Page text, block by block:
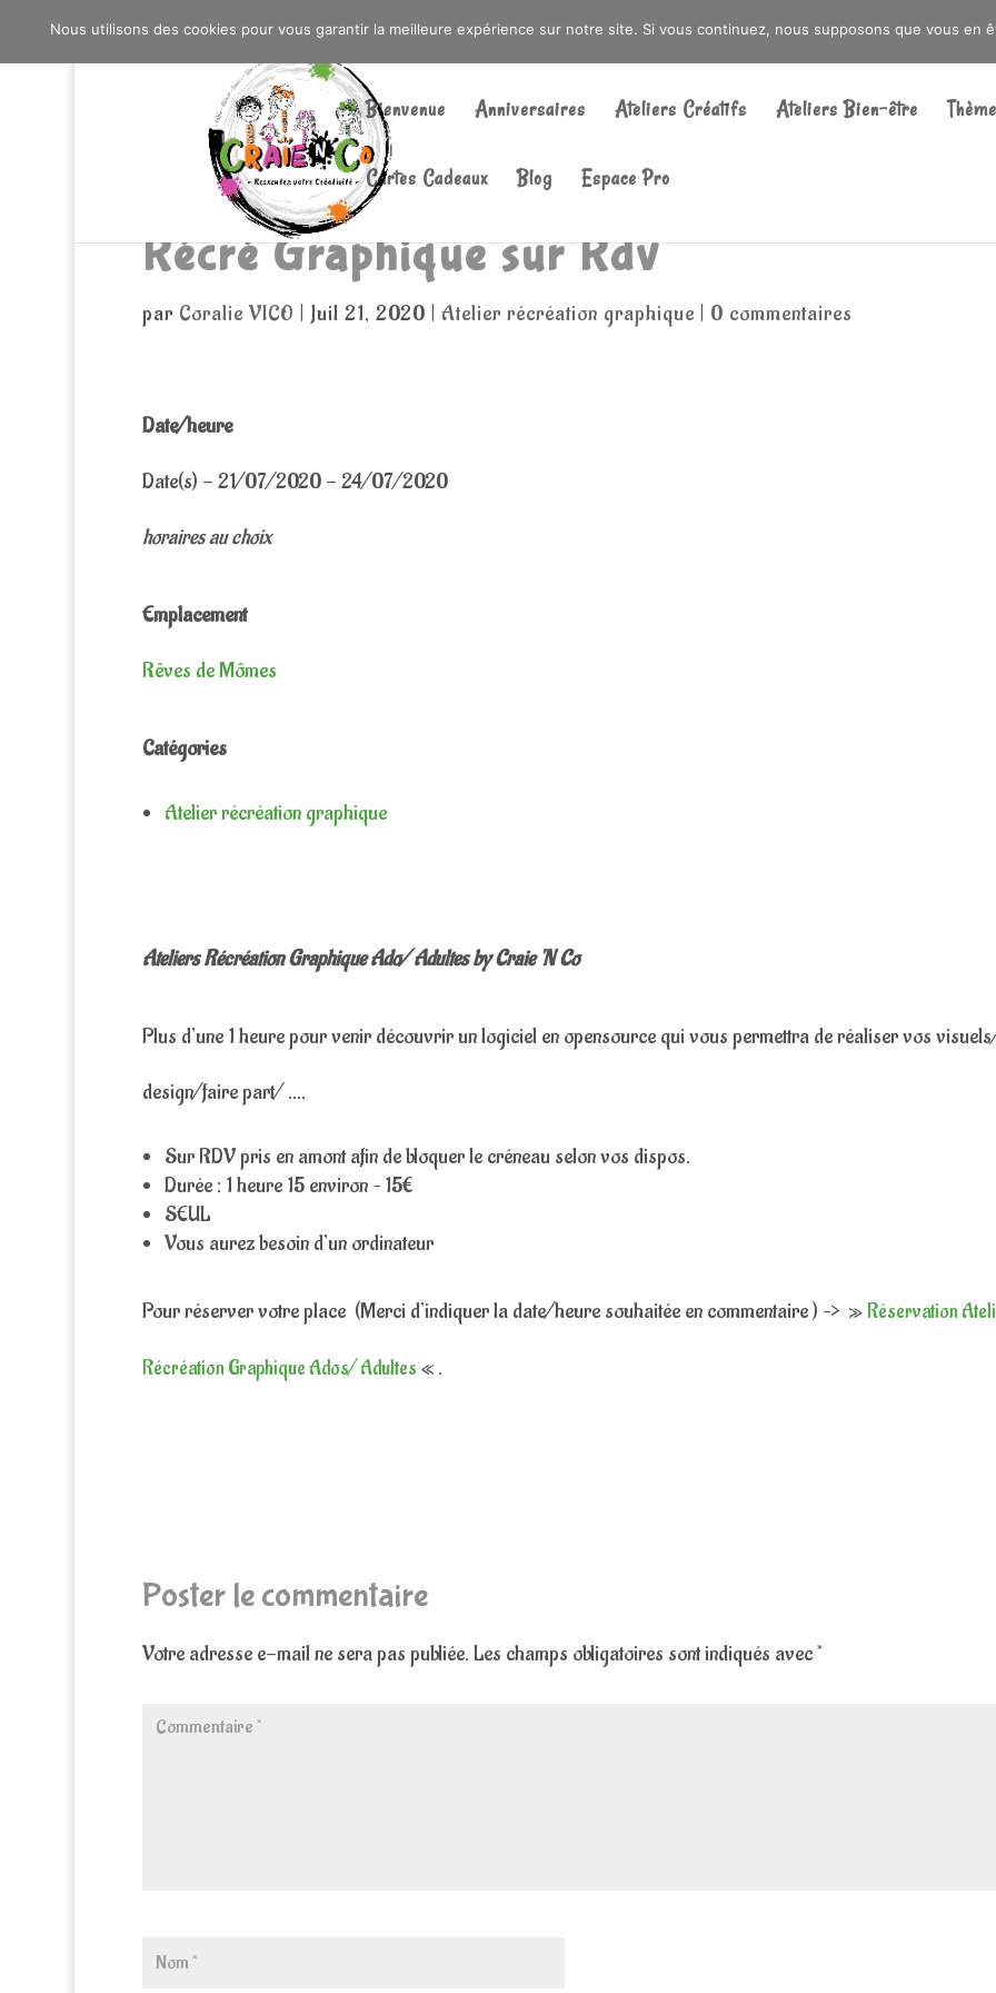
0603176412 - RDV CHEZ SO WATT À SAINT ANDRÉ OU DANS LA MÉTROPOLE LILLOISE CRAIENCO@GMAIL.COM
Bienvenue Anniversaires Ateliers Créatifs Ateliers Bien-être
Cartes Cadeaux Blog Espace Pro
Recherche
produits
Récré Graphique sur Rdv
par Coralie VICO | Juil 21, 2020 | Atelier récréation graphique | 0 commentaires
Date/heure
Date(s) - 21/07/2020 - 24/07/2020
horaires au choix
Emplacement
Rêves de Mômes
Catégories
Atelier récréation graphique
Ateliers Récréation Graphique Ado/ Adultes by Craie ‘N Co
Plus d’une 1 heure pour venir découvrir un logiciel en opensource qui vous permettra de réaliser vos
design/faire part/ ….
Sur RDV pris en amont afin de bloquer le créneau selon vos dispos.
Durée : 1 heure 15 environ – 15€
SEUL
Vous aurez besoin d’un ordinateur
Pour réserver votre place (Merci d’indiquer la date/heure souhaitée en commentaire ) –> »Réservation
Récréation Graphique Ados/ Adultes « .
Poster le commentaire
Votre adresse e-mail ne sera pas publiée. Les champs obligatoires sont indiqués avec*
Nous utilisons des cookies pour vous garantir la meilleure expérience sur notre site. Si vous continuez, nous supposons que vous en